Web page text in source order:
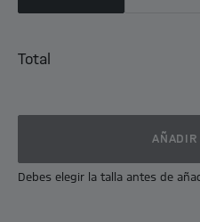
Total
AÑADIR
Debes elegir la talla antes de